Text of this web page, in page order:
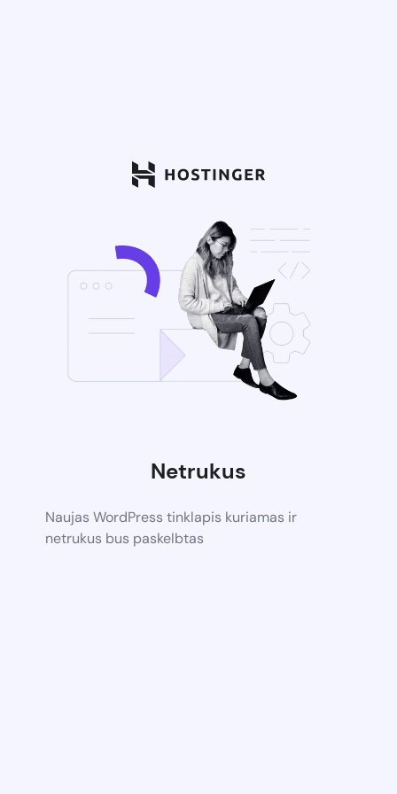
Netrukus
Naujas WordPress tinklapis kuriamas ir
netrukus bus paskelbtas